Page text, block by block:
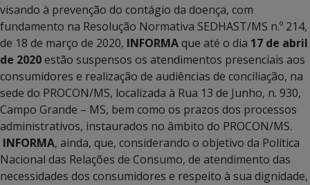
visando à prevenção do contágio da doença, com
fundamento na Resolução Normativa SEDHAST/MS n.º 214,
de 18 de março de 2020, INFORMAque até o dia 17 de abril
de 2020estão suspensos os atendimentos presenciais aos
consumidores e realização de audiências de conciliação, na
sede do PROCON/MS, localizada à Rua 13 de Junho, n. 930,
Campo Grande – MS, bem como os prazos dos processos
administrativos, instaurados no âmbito do PROCON/MS.
INFORMA, ainda, que, considerando o objetivo da Política
Nacional das Relações de Consumo, de atendimento das
necessidades dos consumidores e respeito à sua dignidade,